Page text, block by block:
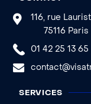
116, rue
75116 Paris
01 42 25 13 65
SERVICES